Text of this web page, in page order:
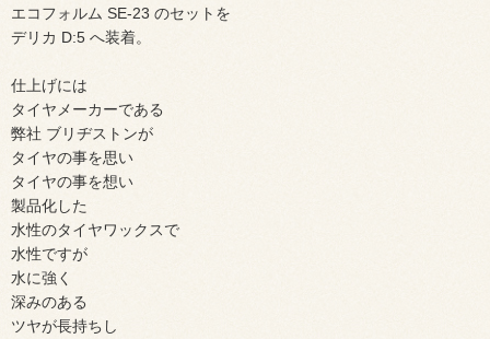
エコフォルム SE-23 のセットを
デリカ D:5 へ装着。
仕上げには
タイヤメーカーである
弊社 ブリヂストンが
タイヤの事を思い
タイヤの事を想い
製品化した
水性のタイヤワックスで
水性ですが
水に強く
深みのある
ツヤが長持ちし